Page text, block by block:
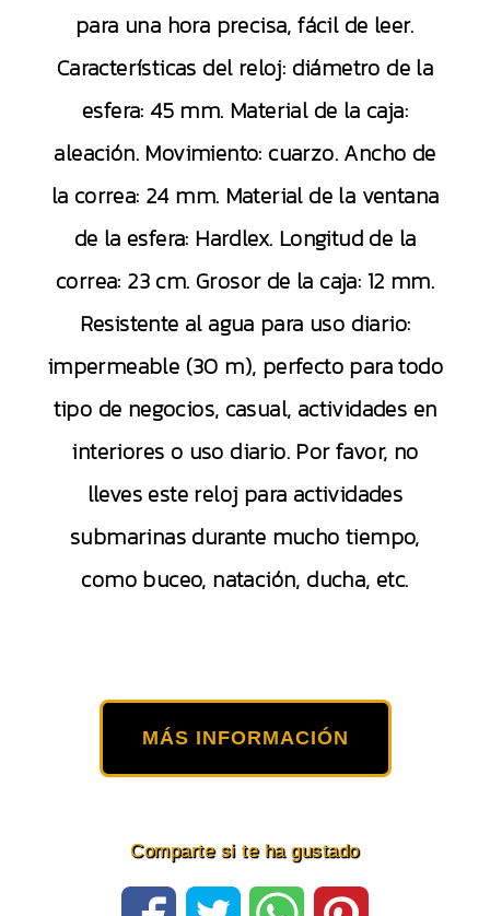
para una hora precisa, fácil de leer.
Características del reloj: diámetro de la
esfera: 45 mm. Material de la caja:
aleación. Movimiento: cuarzo. Ancho de
la correa: 24 mm. Material de la ventana
de la esfera: Hardlex. Longitud de la
correa: 23 cm. Grosor de la caja: 12 mm.
Resistente al agua para uso diario:
impermeable (30 m), perfecto para todo
tipo de negocios, casual, actividades en
interiores o uso diario. Por favor, no
lleves este reloj para actividades
submarinas durante mucho tiempo,
como buceo, natación, ducha, etc.
MÁS INFORMACIÓN
Comparte si te ha gustado